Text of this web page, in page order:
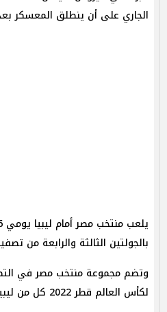
الجاري على أن ينطلق المعسكر
بالجولتين الثالثة والرابعة من
وتضم مجموعة منتخب مصر في
لكأس العالم قطر 2022 كل من ليبيا وأنجولا والجابون.